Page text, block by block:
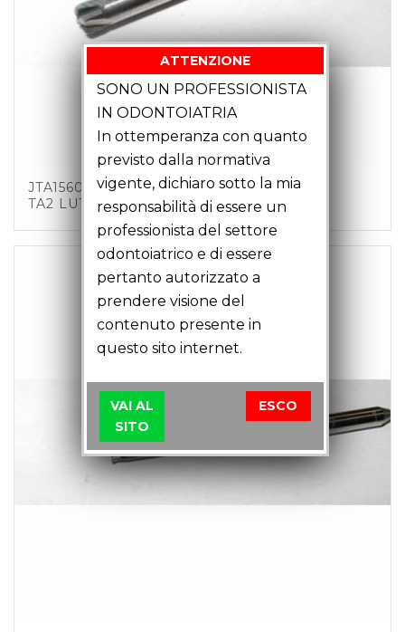
JTA15602 – FRESA TORICA MM1.5 Z2 C6
TA2 LU18 LT51
ATTENZIONE
SONO UN PROFESSIONISTA
IN ODONTOIATRIA
In ottemperanza con quanto
previsto dalla normativa
vigente, dichiaro sotto la mia
responsabilità di essere un
professionista del settore
odontoiatrico e di essere
pertanto autorizzato a
prendere visione del
contenuto presente in
questo sito internet.
VAI AL
SITO
ESCO